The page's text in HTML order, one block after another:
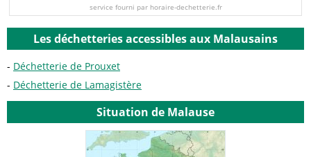
service fourni par horaire-dechetterie.fr
Les déchetteries accessibles aux Malausains
Déchetterie de Prouxet
Déchetterie de Lamagistère
Situation de Malause